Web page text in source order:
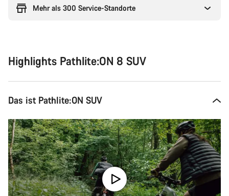
Mehr als 300 Service-Standorte
Highlights Pathlite:ON 8 SUV
Das ist Pathlite:ON SUV